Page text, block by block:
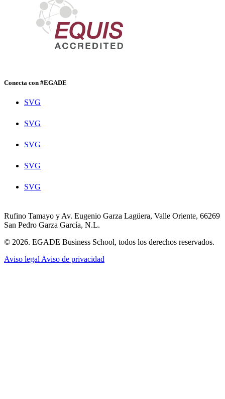
Conecta con #EGADE
SVG
SVG
SVG
SVG
SVG
Rufino Tamayo y Av. Eugenio Garza Lagüera, Valle Oriente, 66269
San Pedro Garza García, N.L.
© 2026. EGADE Business School, todos los derechos reservados.
Aviso legal Aviso de privacidad